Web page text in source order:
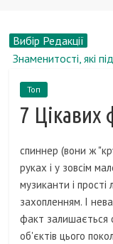
Вибір Редакції
Знаменитості, які
Кредити росіян
Рейтинг самих які
Тімоті Лірі,
Топ
7 Цікавих
спиннер (вони ж
руках і у зовсім
музиканти і
захопленням. І
факт залишається
об'єктів цього